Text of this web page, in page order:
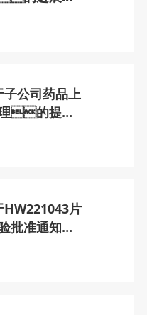
公司药品上
的提示
HW221043片
批准通知